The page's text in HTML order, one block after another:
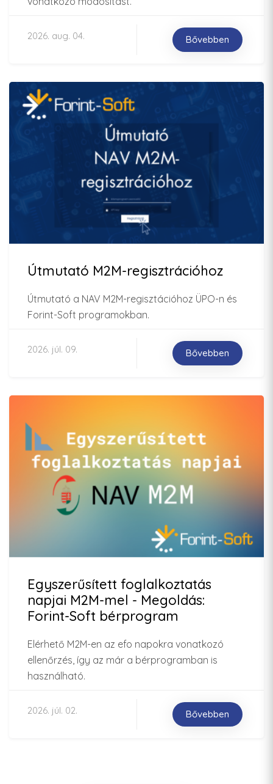
2026. aug. 04. Bővebben
Útmutató M2M-regisztrációhoz
Útmutató a NAV M2M-regisztációhoz ÜPO-n és
Forint-Soft programokban.
2026. júl. 09. Bővebben
Egyszerűsített foglalkoztatás
napjai M2M-mel - Megoldás:
Forint-Soft bérprogram
Elérhető M2M-en az efo napokra vonatkozó
ellenőrzés, így az már a bérprogramban is
használható.
2026. júl. 02. Bővebben